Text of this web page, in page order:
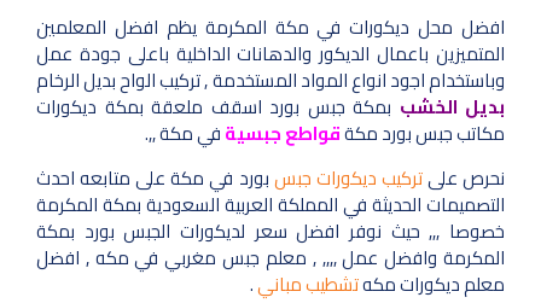
افضل محل ديكورات في مكة المكرمة يظم افضل المعلمين
المتميزين باعمال الديكور والدهانات الداخلية باعلى جودة عمل
وباستخدام اجود انواع المواد المستخدمة , تركيب الواح بديل الرخام
بديل الخشب بمكة جبس بورد اسقف ملعقة بمكة ديكورات
مكاتب جبس بورد مكةقواطع جبسيةفي مكة ,,.
نحرص علىتركيب ديكورات جبسبورد في مكة على متابعه احدث
التصميمات الحديثة في المملكة العربية السعودية بمكة المكرمة
خصوصا ,,, حيث نوفر افضل سعر لديكورات الجبس بورد بمكة
المكرمة وافضل عمل ,,,, , معلم جبس مغربي في مكه , افضل
معلم ديكورات مكهتشطيب مباني.